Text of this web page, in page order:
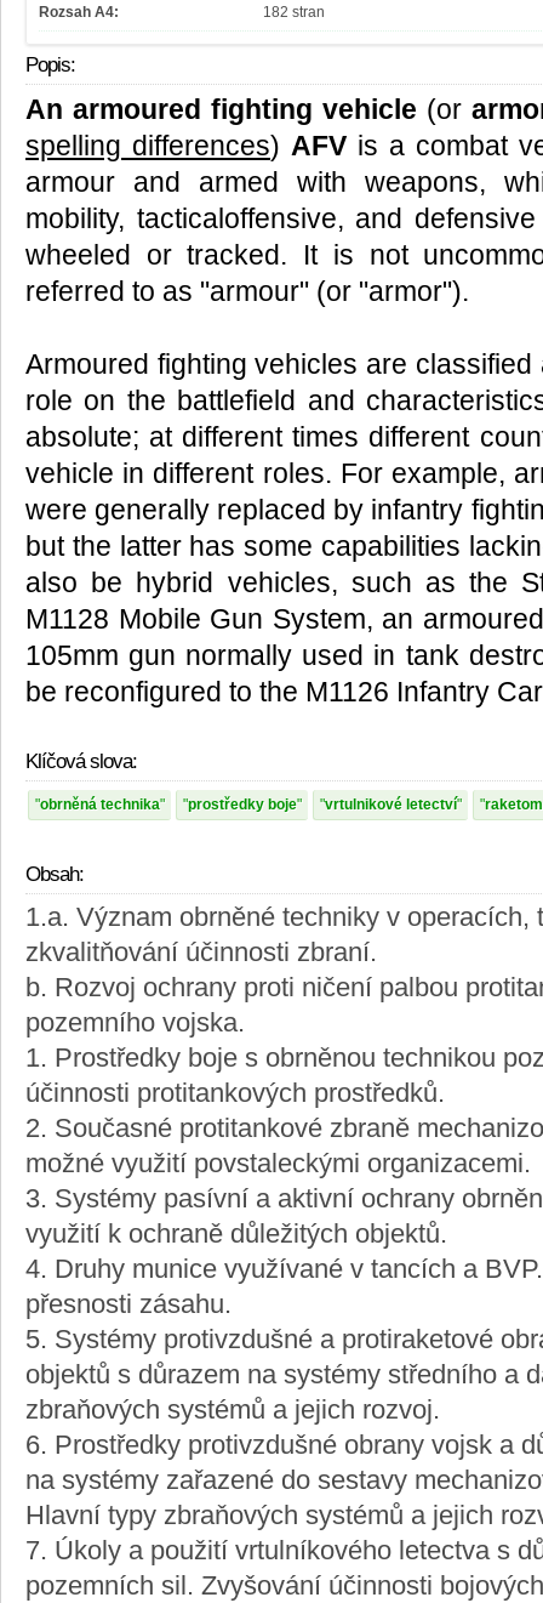
Rozsah A4: 182 stran
Popis:
An armoured fighting vehicle (or
spelling differences) AFV is a combat
armour and armed with weapons,
mobility, tacticaloffensive, and
wheeled or tracked. It is not
referred to as "armour" (or "armor").
Armoured fighting vehicles are
role on the battlefield and
absolute; at different times different
vehicle in different roles. For example,
were generally replaced by infantry
but the latter has some capabilities
also be hybrid vehicles, such as the
M1128 Mobile Gun System, an
105mm gun normally used in tank
be reconfigured to the M1126 Infantry
Klíčová slova:
obrněná technika prostředky boje vrtulnikové letectví
Obsah:
1.a. Význam obrněné techniky v operacích,
zkvalitňování účinnosti zbraní.
b. Rozvoj ochrany proti ničení palbou
pozemního vojska.
1. Prostředky boje s obrněnou technikou
účinnosti protitankových prostředků.
2. Současné protitankové zbraně
možné využití povstaleckými organizacemi.
3. Systémy pasívní a aktivní ochrany
využití k ochraně důležitých objektů.
4. Druhy munice využívané v tancích a
přesnosti zásahu.
5. Systémy protivzdušné a protiraketové
objektů s důrazem na systémy středního a
zbraňových systémů a jejich rozvoj.
6. Prostředky protivzdušné obrany vojsk a
na systémy zařazené do sestavy
Hlavní typy zbraňových systémů a jejich
7. Úkoly a použití vrtulníkového letectva s
pozemních sil. Zvyšování účinnosti